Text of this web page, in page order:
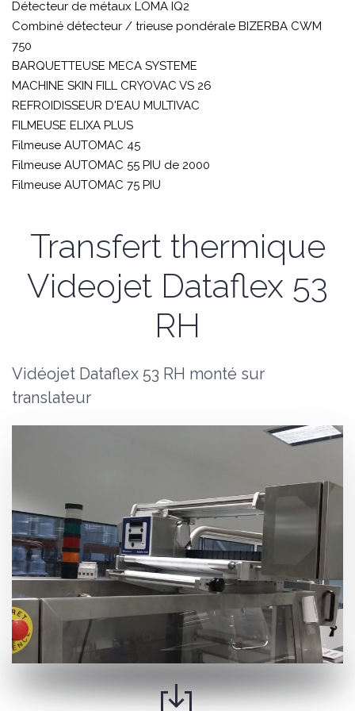
Détecteur de métaux LOMA IQ2
Combiné détecteur / trieuse pondérale BIZERBA CWM
750
BARQUETTEUSE MECA SYSTEME
MACHINE SKIN FILL CRYOVAC VS 26
REFROIDISSEUR D'EAU MULTIVAC
FILMEUSE ELIXA PLUS
Filmeuse AUTOMAC 45
Filmeuse AUTOMAC 55 PIU de 2000
Filmeuse AUTOMAC 75 PIU
Transfert thermique
Videojet Dataflex 53
RH
Vidéojet Dataflex 53 RH monté sur
translateur